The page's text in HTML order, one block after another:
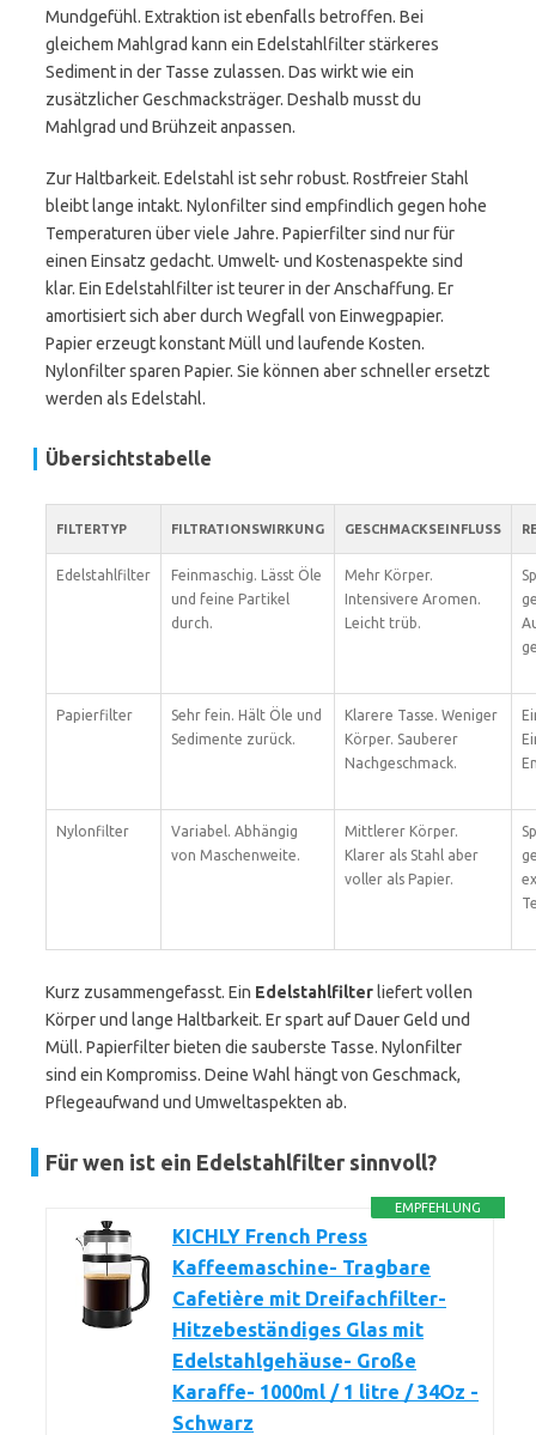
Mundgefühl. Extraktion ist ebenfalls betroffen. Bei
gleichem Mahlgrad kann ein Edelstahlfilter stärkeres
Sediment in der Tasse zulassen. Das wirkt wie ein
zusätzlicher Geschmacksträger. Deshalb musst du
Mahlgrad und Brühzeit anpassen.
Zur Haltbarkeit. Edelstahl ist sehr robust. Rostfreier Stahl
bleibt lange intakt. Nylonfilter sind empfindlich gegen hohe
Temperaturen über viele Jahre. Papierfilter sind nur für
einen Einsatz gedacht. Umwelt- und Kostenaspekte sind
klar. Ein Edelstahlfilter ist teurer in der Anschaffung. Er
amortisiert sich aber durch Wegfall von Einwegpapier.
Papier erzeugt konstant Müll und laufende Kosten.
Nylonfilter sparen Papier. Sie können aber schneller ersetzt
werden als Edelstahl.
Übersichtstabelle
FILTERTYP FILTRATIONSWIRKUNG GESCHMACKSEINFLUSS
Edelstahlfilter
Feinmaschig. Lässt Öle
und feine Partikel
durch.
Mehr Körper.
Intensivere Aromen.
Leicht trüb.
Papierfilter
Sehr fein. Hält Öle und
Sedimente zurück.
Klarere Tasse. Weniger
Körper. Sauberer
Nachgeschmack.
Nylonfilter
Variabel. Abhängig
von Maschenweite.
Mittlerer Körper.
Klarer als Stahl aber
voller als Papier.
Kurz zusammengefasst. Ein Edelstahlfilter liefert vollen
Körper und lange Haltbarkeit. Er spart auf Dauer Geld und
Müll. Papierfilter bieten die sauberste Tasse. Nylonfilter
sind ein Kompromiss. Deine Wahl hängt von Geschmack,
Pflegeaufwand und Umweltaspekten ab.
Für wen ist ein Edelstahlfilter sinnvoll?
EMPFEHLUNG
KICHLY French Press
Kaffeemaschine- Tragbare
Cafetière mit Dreifachfilter-
Hitzebeständiges Glas mit
Edelstahlgehäuse- Große
Karaffe- 1000ml / 1 litre / 34Oz -
Schwarz